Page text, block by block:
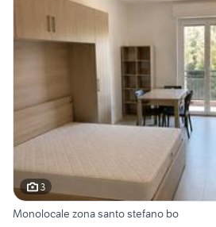
3
Monolocale zona santo stefano bo